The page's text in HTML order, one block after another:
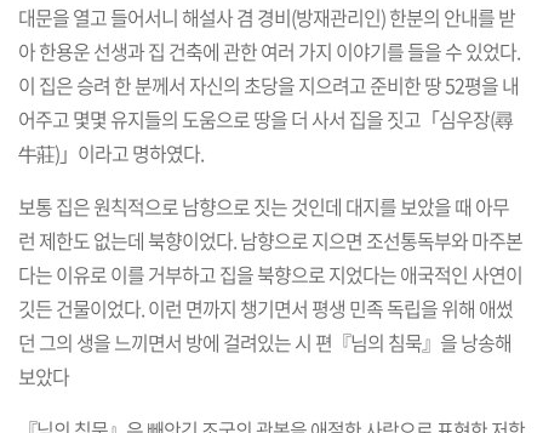
대문을 열고 들어서니 해설사 겸 경비(방재관리인) 한분의 안내를 받
아 한용운 선생과 집 건축에 관한 여러 가지 이야기를 들을 수 있었다.
이 집은 승려 한 분께서 자신의 초당을 지으려고 준비한 땅 52평을 내
어주고 몇몇 유지들의 도움으로 땅을 더 사서 집을 짓고「심우장(尋
牛莊)」이라고 명하였다.
보통 집은 원칙적으로 남향으로 짓는 것인데 대지를 보았을 때 아무
런 제한도 없는데 북향이었다. 남향으로 지으면 조선통독부와 마주본
다는 이유로 이를 거부하고 집을 북향으로 지었다는 애국적인 사연이
깃든 건물이었다. 이런 면까지 챙기면서 평생 민족 독립을 위해 애썼
던 그의 생을 느끼면서 방에 걸려있는 시 편『님의 침묵』을 낭송해
보았다